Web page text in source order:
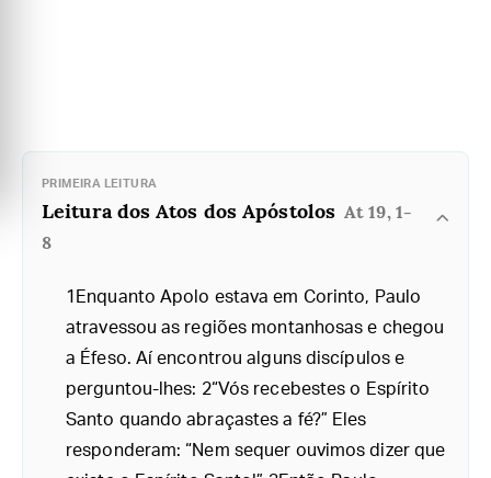
PRIMEIRA LEITURA
Leitura dos Atos dos Apóstolos At 19, 1-
8
1Enquanto Apolo estava em Corinto, Paulo
atravessou as regiões montanhosas e chegou
a Éfeso. Aí encontrou alguns discípulos e
perguntou-lhes: 2“Vós recebestes o Espírito
Santo quando abraçastes a fé?” Eles
responderam: “Nem sequer ouvimos dizer que